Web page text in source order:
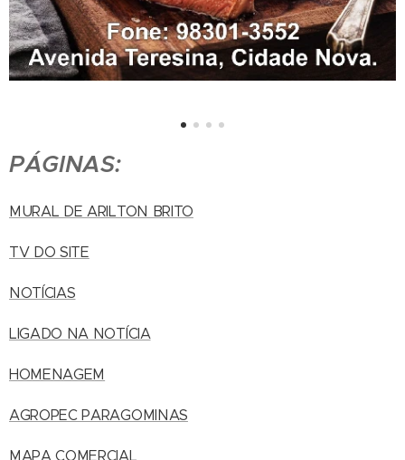
PÁGINAS:
MURAL DE ARILTON BRITO
TV DO SITE
NOTÍCIAS
LIGADO NA NOTÍCIA
HOMENAGEM
AGROPEC PARAGOMINAS
MAPA COMERCIAL